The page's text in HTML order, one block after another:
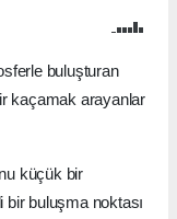
buluşturan
kaçamak arayanlar
küçük bir
buluşma noktası